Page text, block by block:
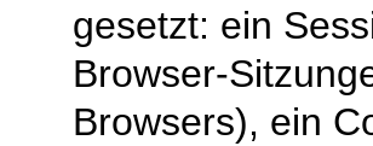
gesetzt: ein
Browser-
Browsers), ein